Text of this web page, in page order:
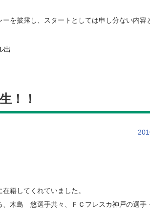
を披露し、スタートとしては申し分ない内容
！！
籍してくれていました。
木島 悠選手共々、ＦＣフレスカ神戸の選手